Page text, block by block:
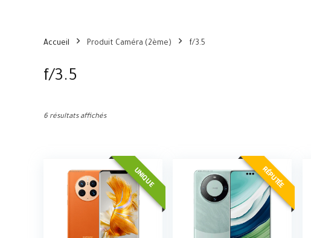
Accueil Produit Caméra (2ème) f/3.5
f/3.5
6 résultats affichés
UNIQUE RÉPUTÉE